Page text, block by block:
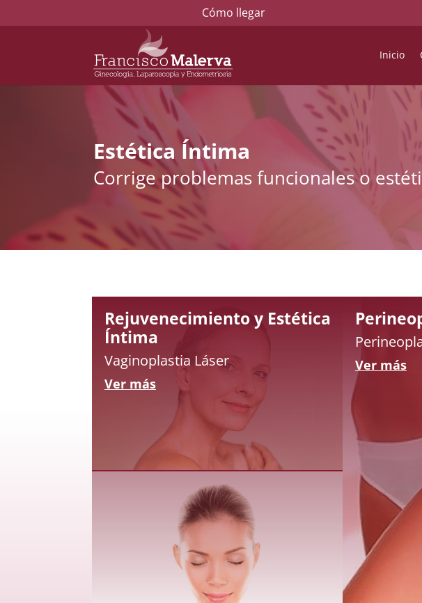
Cómo llegar
Inicio
Estética Íntima
Corrige problemas funcionales o
Rejuvenecimiento y Estética
Íntima
Vaginoplastia Láser
Ver más
Ver más